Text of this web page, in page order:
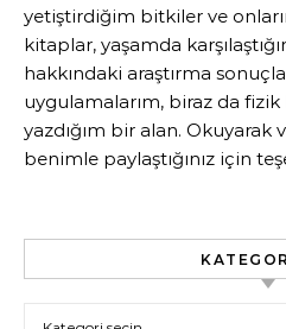
yetiştirdiğim bitkiler ve
kitaplar, yaşamda
hakkındaki araştırma
uygulamalarım, biraz da fizik
yazdığım bir alan. Okuyarak
benimle paylaştığınız için